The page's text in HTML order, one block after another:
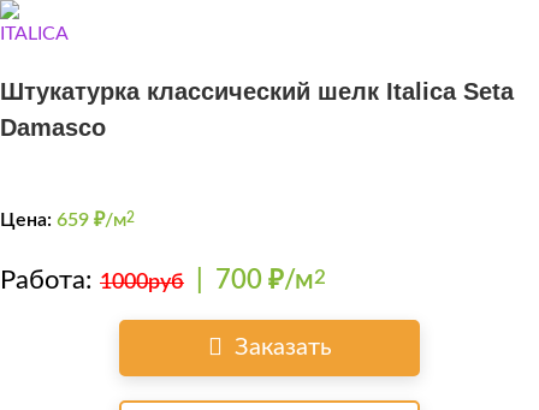
Штукатурка классический шелк Italica Seta
Damasco
Цена: 659 ₽/м2
Работа: 1000руб 700 ₽/м2
Заказать